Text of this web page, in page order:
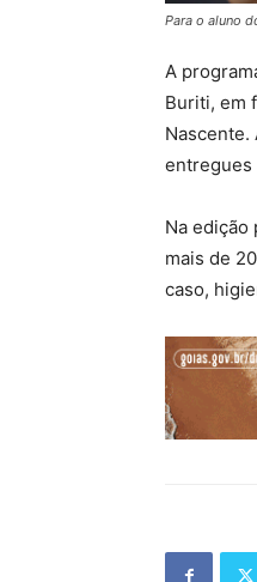
Para o aluno
A
Buriti, em
entregues
Na edição
mais de
caso,